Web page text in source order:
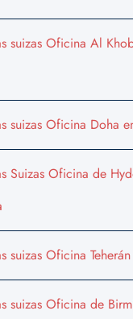
suizas Oficina Al
suizas Oficina Doha
Suizas Oficina de
suizas Oficina
suizas Oficina de